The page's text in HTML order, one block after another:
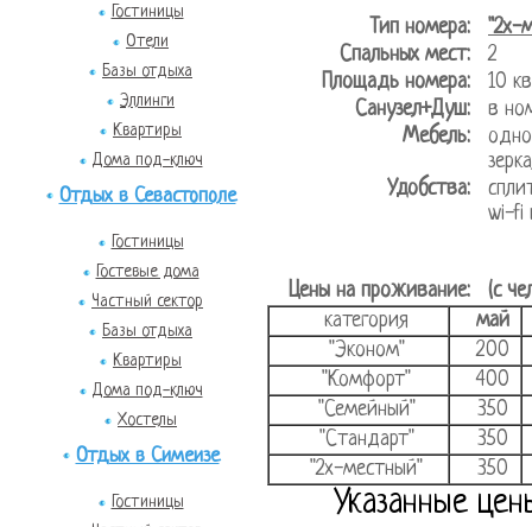
Гостиницы
Отели
Базы отдыха
Эллинги
Квартиры
Дома под-ключ
Отдых в Севастополе
Гостиницы
Гостевые дома
Частный сектор
Базы отдыха
Квартиры
Дома под-ключ
Хостелы
Отдых в Симеизе
Гостиницы
Тип номера:
"2х-
Спальных мест:
2
Площадь номера:
10
Санузел+Душ:
в
Мебель:
Удобства:
wi-fi
Цены на проживание:
(с
категория
май
"Эконом"
200
"Комфорт"
400
"Семейный"
350
"Стандарт"
350
"2х-местный"
350
Указанные